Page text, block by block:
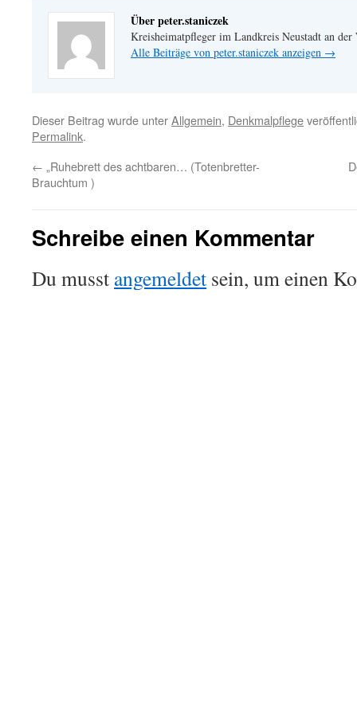
Über peter.staniczek
Kreisheimatpfleger im Landkreis Neustadt an der
Alle Beiträge von peter.staniczek anzeigen →
Dieser Beitrag wurde unterAllgemein, Denkmalpflege
Permalink.
← „Ruhebrett des achtbaren… (Totenbretter-
Brauchtum )
Schreibe einen Kommentar
Du musst angemeldet sein, um einen